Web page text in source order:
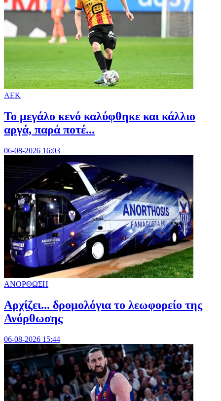
ΑΕΚ
Το μεγάλο κενό καλύφθηκε και κάλλιο
αργά, παρά ποτέ...
06-08-2026 16:03
ΑΝΟΡΘΩΣΗ
Αρχίζει... δρομολόγια το λεωφορείο της
Ανόρθωσης
06-08-2026 15:44